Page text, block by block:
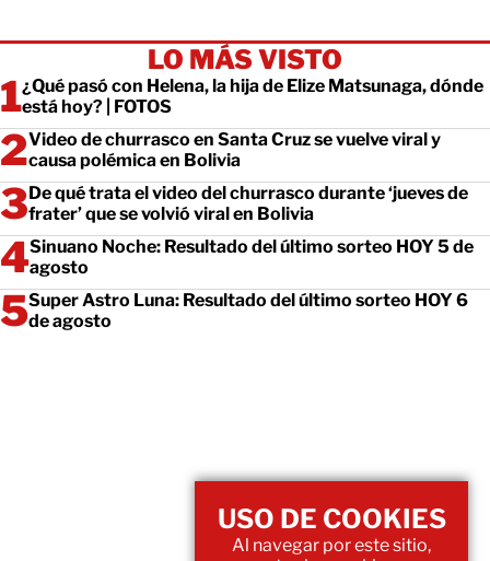
LO MÁS VISTO
¿Qué pasó con Helena, la hija de Elize Matsunaga, dónde
está hoy? | FOTOS
Video de churrasco en Santa Cruz se vuelve viral y
causa polémica en Bolivia
De qué trata el video del churrasco durante ‘jueves de
frater’ que se volvió viral en Bolivia
Sinuano Noche: Resultado del último sorteo HOY 5 de
agosto
Super Astro Luna: Resultado del último sorteo HOY 6
de agosto
USO DE COOKIES
Al navegar por este sitio,